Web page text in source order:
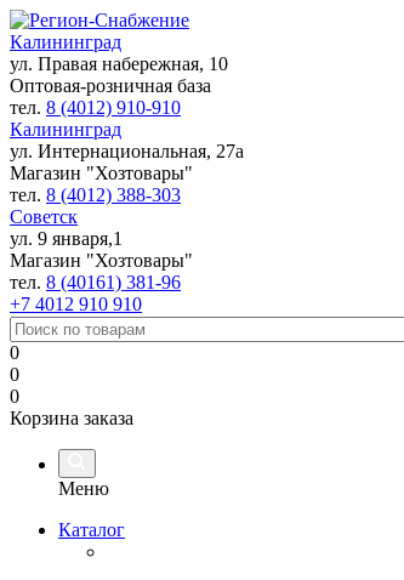
Калининград
ул. Правая набережная, 10
Оптовая-розничная база
тел. 8 (4012) 910-910
Калининград
ул. Интернациональная, 27а
Магазин "Хозтовары"
тел. 8 (4012) 388-303
Советск
ул. 9 января,1
Магазин "Хозтовары"
тел. 8 (40161) 381-96
+7 4012 910 910
0
0
0
Корзина заказа
Меню
Каталог